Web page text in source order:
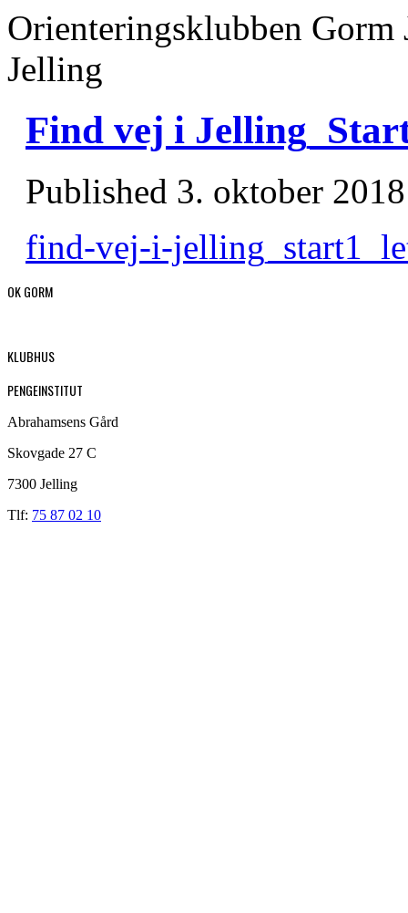
Orienteringsklubben
Jelling
Find vej i
Published 3. oktober 2018
find-vej-i-
OK GORM
KLUBHUS
PENGEINSTITUT
Abrahamsens Gård
Skovgade 27 C
7300 Jelling
Tlf: 75 87 02 10